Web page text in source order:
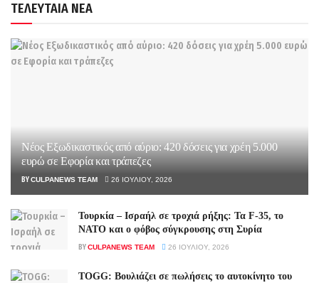
ΤΕΛΕΥΤΑΙΑ ΝΕΑ
Νέος Εξωδικαστικός από αύριο: 420 δόσεις για χρέη 5.000
ευρώ σε Εφορία και τράπεζες
BYCULPANEWS TEAM 26 ΙΟΥΛΊΟΥ, 2026
Τουρκία – Ισραήλ σε τροχιά ρήξης: Τα F-35, το
ΝΑΤΟ και ο φόβος σύγκρουσης στη Συρία
BYCULPANEWS TEAM 26 ΙΟΥΛΊΟΥ, 2026
TOGG: Βουλιάζει σε πωλήσεις το αυτοκίνητο του